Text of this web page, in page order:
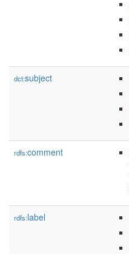
dct:subject
rdfs:comment
rdfs:label